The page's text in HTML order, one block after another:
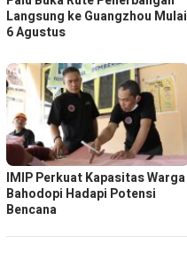
Langsung ke Guangzhou Mulai
6 Agustus
IMIP Perkuat Kapasitas Warga
Bahodopi Hadapi Potensi
Bencana